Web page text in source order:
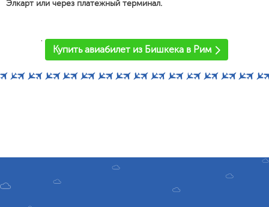
Элкарт или через платежный терминал.
'
Купить авиабилет из Бишкека в Рим